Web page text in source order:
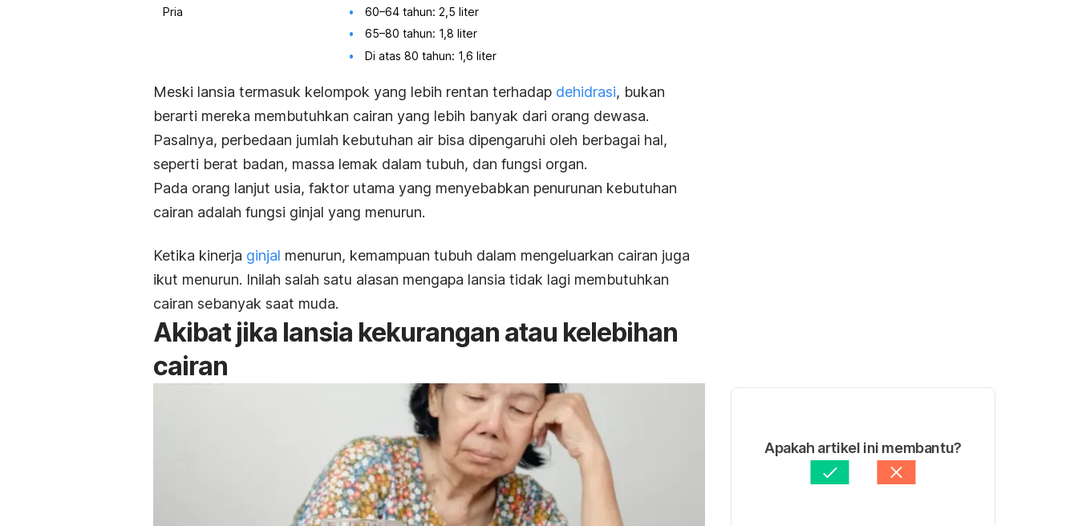
Pria 60–64 tahun: 2,5 liter
65–80 tahun: 1,8 liter
Di atas 80 tahun: 1,6 liter
Meski lansia termasuk kelompok yang lebih rentan terhadap dehidrasi, bukan
berarti mereka membutuhkan cairan yang lebih banyak dari orang dewasa.
Pasalnya, perbedaan jumlah kebutuhan air bisa dipengaruhi oleh berbagai hal,
seperti berat badan, massa lemak dalam tubuh, dan fungsi organ.
Pada orang lanjut usia, faktor utama yang menyebabkan penurunan kebutuhan
cairan adalah fungsi ginjal yang menurun.
Ketika kinerja ginjal menurun, kemampuan tubuh dalam mengeluarkan cairan juga
ikut menurun. Inilah salah satu alasan mengapa lansia tidak lagi membutuhkan
cairan sebanyak saat muda.
Akibat jika lansia kekurangan atau kelebihan
cairan
Apakah artikel ini membantu?